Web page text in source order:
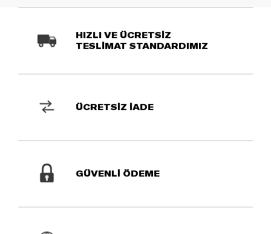
HIZLI VE ÜCRETSİZ
TESLİMAT STANDARDIMIZ
ÜCRETSİZ İADE
GÜVENLİ ÖDEME